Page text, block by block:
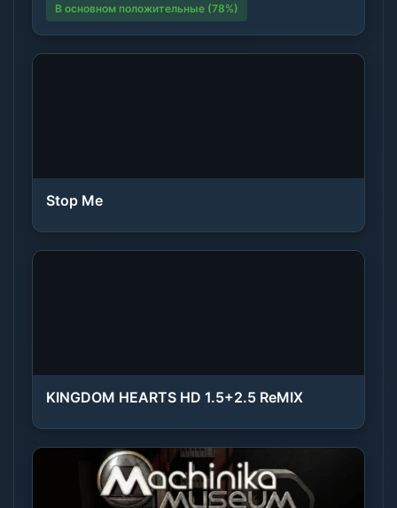
В основном положительные (78%)
Stop Me
KINGDOM HEARTS HD 1.5+2.5 ReMIX